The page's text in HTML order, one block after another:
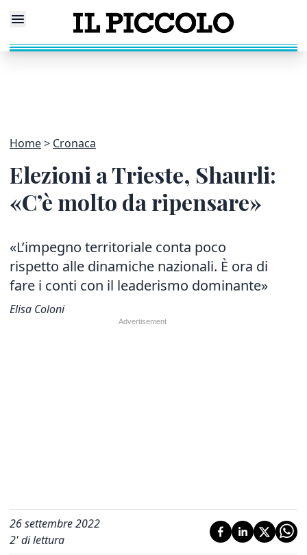
Home Cronaca
Elezioni a Trieste, Shaurli:
«C’è molto da ripensare»
«L’impegno territoriale conta poco
rispetto alle dinamiche nazionali. È ora di
fare i conti con il leaderismo dominante»
Elisa Coloni
26 settembre 2022
2' di lettura